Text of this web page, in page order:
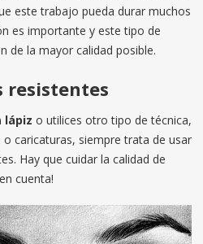
este trabajo pueda durar muchos
es importante y este tipo de
de la mayor calidad posible.
resistentes
lápiz o utilices otro tipo de técnica,
caricaturas, siempre trata de usar
Hay que cuidar la calidad de
cuenta!